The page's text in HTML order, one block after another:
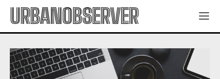
URBANOBSERVER